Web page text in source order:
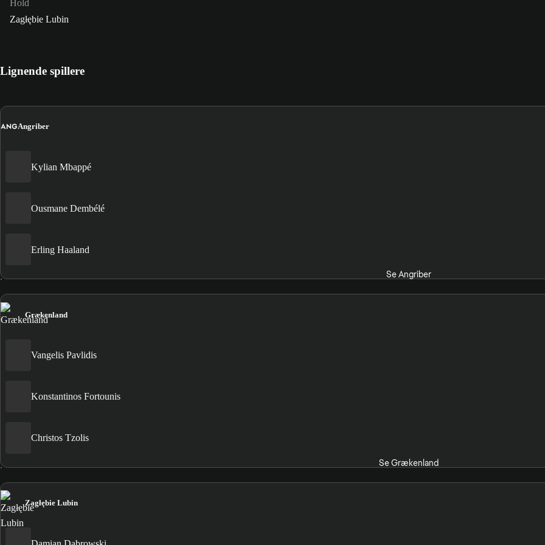
Hold
Zagłębie Lubin
Lignende spillere
ANGAngriber
Kylian Mbappé
Ousmane Dembélé
Erling Haaland
Se Angriber
Grækenland
Vangelis Pavlidis
Konstantinos Fortounis
Christos Tzolis
Se Grækenland
Zagłębie Lubin